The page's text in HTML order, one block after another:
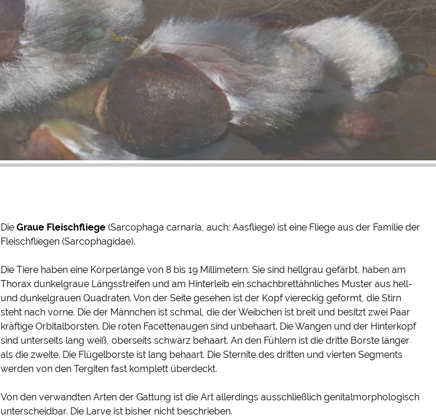
Die Graue Fleischfliege(Sarcophaga carnaria, auch: Aasfliege) ist eine Fliege aus der Familie der
Fleischfliegen (Sarcophagidae).
Die Tiere haben eine Körperlänge von 8 bis 19 Millimetern. Sie sind hellgrau gefärbt, haben am
Thorax dunkelgraue Längsstreifen und am Hinterleib ein schachbrettähnliches Muster aus hell-
und dunkelgrauen Quadraten. Von der Seite gesehen ist der Kopf viereckig geformt, die Stirn
steht nach vorne. Die der Männchen ist schmal, die der Weibchen ist breit und besitzt zwei Paar
kräftige Orbitalborsten. Die roten Facettenaugen sind unbehaart. Die Wangen und der Hinterkopf
sind unterseits lang weiß, oberseits schwarz behaart. An den Fühlern ist die dritte Borste länger
als die zweite. Die Flügelborste ist lang behaart. Die Sternite des dritten und vierten Segments
werden von den Tergiten fast komplett überdeckt.
Von den verwandten Arten der Gattung ist die Art allerdings ausschließlich genitalmorphologisch
unterscheidbar. Die Larve ist bisher nicht beschrieben.